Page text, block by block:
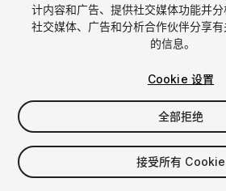
$12.99
增值税将在结算时计算
计内容和广告、提供社交媒体功能并
社交媒体、广告和分析合作伙伴分享
的信息。
Cookie 设置
全部拒绝
接受所有 Cookie